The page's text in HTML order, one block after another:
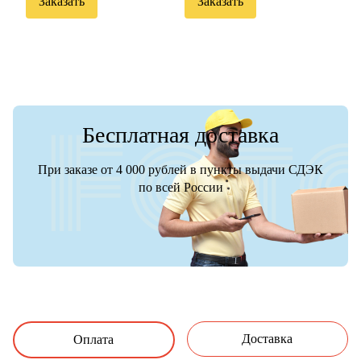
Бесплатная доставка
При заказе от 4 000 рублей в пункты выдачи СДЭК
по всей России
Оплата Доставка